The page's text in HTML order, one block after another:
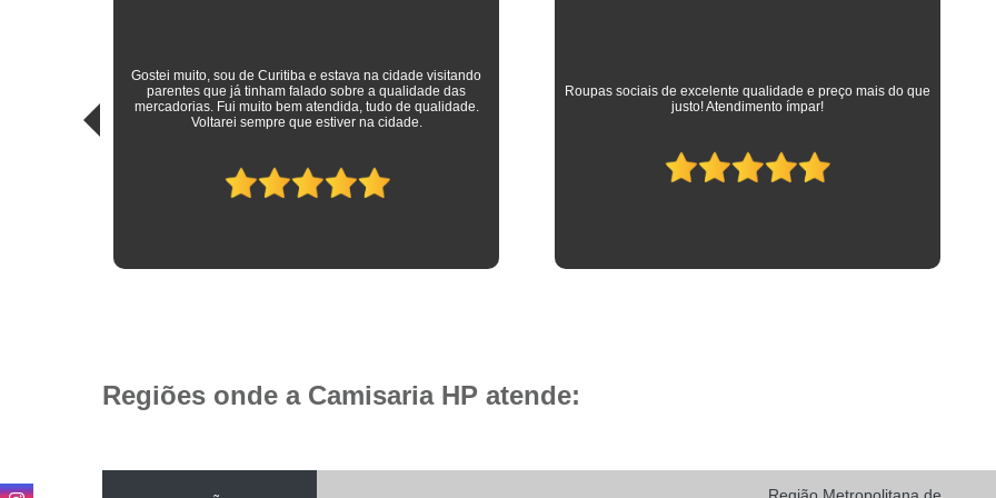
Camisa
Camisa Social Listrada
Camisa Social Listrada Masculina
Camisa Social Masculina Listrada Preto e
Camisa Manga Longa Masculina
Roupas sociais de excelente qualidade e preço mais do que
justo! Atendimento ímpar!
As melhores camisas que vestem meus filhos desde a
adolescência até os dias atuais em que trabalham como
advogados. Parabéns à toda equipe da Camisaria HP!
Regiões onde a Camisaria HP atende: